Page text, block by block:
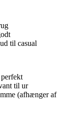
til casual
til ur
(afhænger af